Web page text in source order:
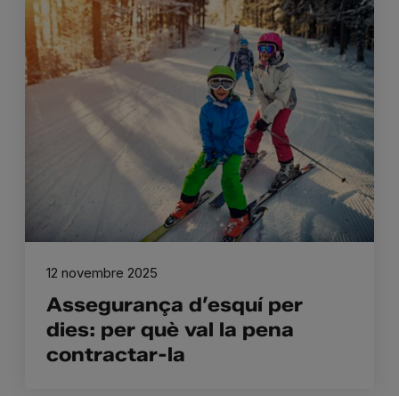
Assegurança d’esquí per
dies: per què val la pena
contractar-la
12 novembre 2025